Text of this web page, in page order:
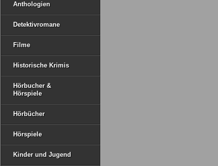
Anthologien
Detektivromane
Filme
Historische Krimis
Hörbucher &
Hörspiele
Hörbücher
Hörspiele
Kinder und Jugend